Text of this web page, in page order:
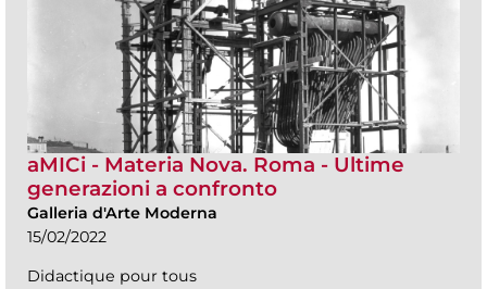
aMICi - Materia Nova. Roma - Ultime
generazioni a confronto
Galleria d'Arte Moderna
15/02/2022
Didactique pour tous